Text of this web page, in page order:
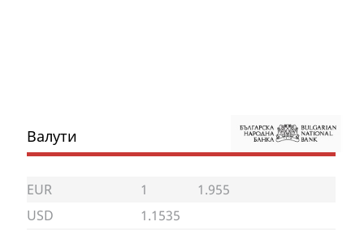
Валути
EUR 1
1.955
USD
1.1535